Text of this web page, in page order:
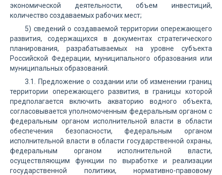
экономической деятельности, объем инвестиций,
количество создаваемых рабочих мест;
5) сведений о создаваемой территории опережающего
развития, содержащихся в документах стратегического
планирования, разрабатываемых на уровне субъекта
Российской Федерации, муниципального образования или
муниципальных образований.
3.1. Предложение о создании или об изменении границ
территории опережающего развития, в границы которой
предполагается включить акваторию водного объекта,
согласовывается уполномоченным федеральным органом с
федеральным органом исполнительной власти в области
обеспечения безопасности, федеральным органом
исполнительной власти в области государственной охраны,
федеральным органом исполнительной власти,
осуществляющим функции по выработке и реализации
государственной политики, нормативно-правовому